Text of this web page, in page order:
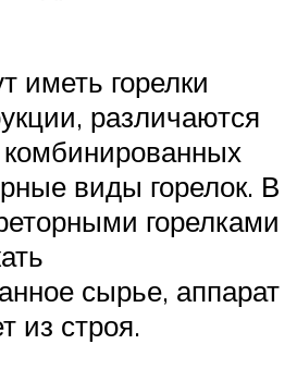
иметь горелки
различаются
виды горелок. В
горелками
сырье, аппарат
из строя.